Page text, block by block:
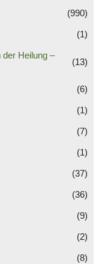
(990)
(1)
Heilung –
(13)
(6)
(1)
(7)
(1)
(37)
(36)
(9)
(2)
(8)